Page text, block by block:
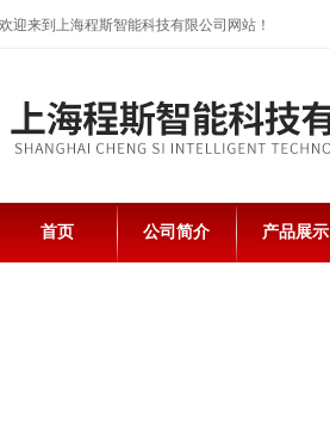
欢迎来到上海程斯智能科技有限公司网站！
首页 公司简介 产品展示